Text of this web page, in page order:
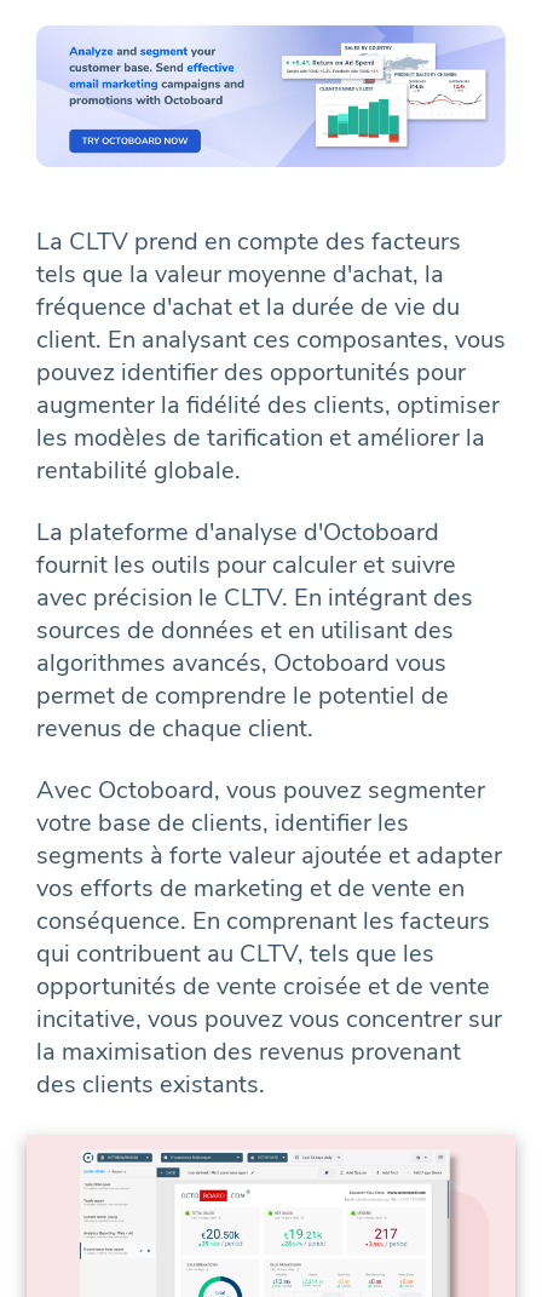
La CLTV prend en compte des facteurs
tels que la valeur moyenne d'achat, la
fréquence d'achat et la durée de vie du
client. En analysant ces composantes, vous
pouvez identifier des opportunités pour
augmenter la fidélité des clients, optimiser
les modèles de tarification et améliorer la
rentabilité globale.
La plateforme d'analyse d'Octoboard
fournit les outils pour calculer et suivre
avec précision le CLTV. En intégrant des
sources de données et en utilisant des
algorithmes avancés, Octoboard vous
permet de comprendre le potentiel de
revenus de chaque client.
Avec Octoboard, vous pouvez segmenter
votre base de clients, identifier les
segments à forte valeur ajoutée et adapter
vos efforts de marketing et de vente en
conséquence. En comprenant les facteurs
qui contribuent au CLTV, tels que les
opportunités de vente croisée et de vente
incitative, vous pouvez vous concentrer sur
la maximisation des revenus provenant
des clients existants.